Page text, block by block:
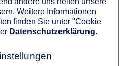
Haus
Bad Vilbel Hausnummer 45
Weitere Informationen
finden Sie unter "Cookie
Datenschutzerklärung.